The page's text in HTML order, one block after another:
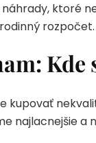
ktoré
rozpočet.
kupovať
najlacnejšie a